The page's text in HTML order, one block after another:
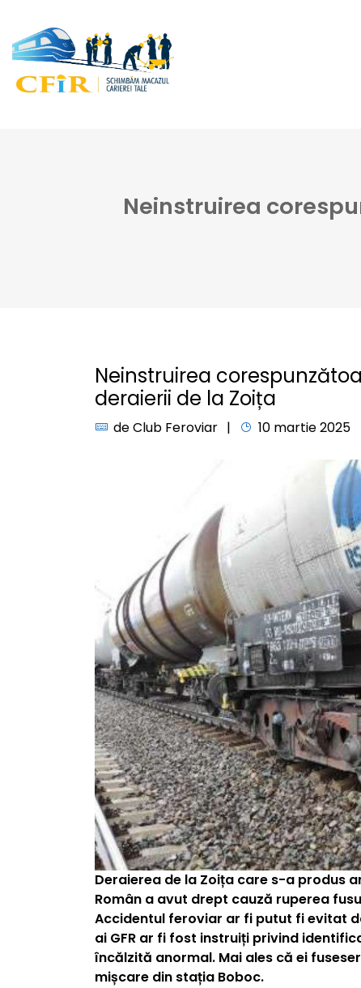
Neinstruirea
Neinstruirea
deraierii de la Zoița
deClub Feroviar 10 martie 2025
Deraierea de la Zoița care s-a produs
Român a avut drept cauză ruperea
Accidentul feroviar ar fi putut fi evitat
ai GFR ar fi fost instruiți privind
încălzită anormal. Mai ales că ei
mișcare din stația Boboc.